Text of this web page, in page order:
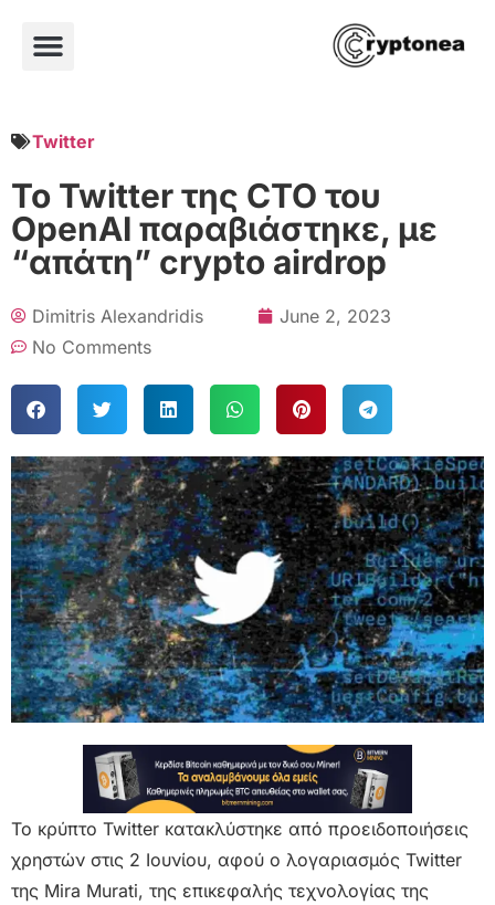
Twitter
Το Twitter της CTO του
OpenAI παραβιάστηκε, με
“απάτη” crypto airdrop
Dimitris Alexandridis
June 2, 2023
No Comments
Το κρύπτo Twitter κατακλύστηκε από προειδοποιήσεις
χρηστών στις 2 Ιουνίου, αφού ο λογαριασμός Twitter
της Mira Murati, της επικεφαλής τεχνολογίας της